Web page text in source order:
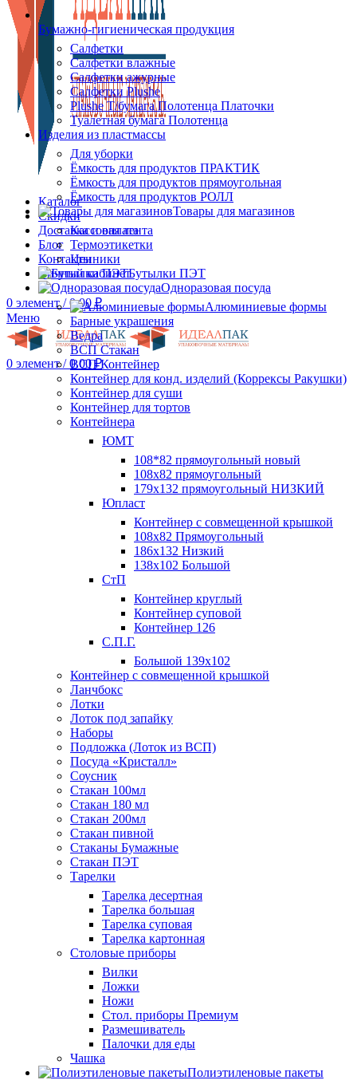
Каталог
Скидки
Доставка и оплата
Блог
Контакты
Личный кабинет
0 элемент / 0.00₽
Меню
0 элемент / 0.00₽
Бумажно-гигиеническая продукция
Салфетки
Салфетки влажные
Салфетки ажурные
Салфетки Plushe
Plushe Т/бумага Полотенца Платочки
Туалетная бумага Полотенца
Изделия из пластмассы
Для уборки
Ёмкость для продуктов ПРАКТИК
Ёмкость для продуктов прямоугольная
Ёмкость для продуктов РОЛЛ
Товары для магазинов
Кассовая лента
Термоэтикетки
Ценники
Бутылки ПЭТ
Одноразовая посуда
Алюминиевые формы
Барные украшения
Ведра
ВСП Стакан
ВСП Контейнер
Контейнер для конд. изделий (Коррексы Ракушки)
Контейнер для суши
Контейнер для тортов
Контейнера
ЮМТ
108*82 прямоугольный новый
108х82 прямоугольный
179х132 прямоугольный НИЗКИЙ
Юпласт
Контейнер с совмещенной крышкой
108х82 Прямоугольный
186х132 Низкий
138х102 Большой
СтП
Контейнер круглый
Контейнер суповой
Контейнер 126
С.П.Г.
Большой 139х102
Контейнер с совмещенной крышкой
Ланчбокс
Лотки
Лоток под запайку
Наборы
Подложка (Лоток из ВСП)
Посуда «Кристалл»
Соусник
Стакан 100мл
Стакан 180 мл
Стакан 200мл
Стакан пивной
Стаканы Бумажные
Стакан ПЭТ
Тарелки
Тарелка десертная
Тарелка большая
Тарелка суповая
Тарелка картонная
Столовые приборы
Вилки
Ложки
Ножи
Стол. приборы Премиум
Размешиватель
Палочки для еды
Чашка
Полиэтиленовые пакеты